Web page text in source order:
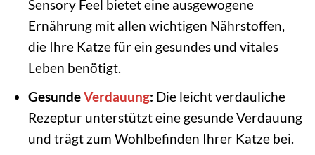
Sensory Feel bietet eine ausgewogene
Ernährung mit allen wichtigen Nährstoffen,
die Ihre Katze für ein gesundes und vitales
Leben benötigt.
GesundeVerdauung: Die leicht verdauliche
Rezeptur unterstützt eine gesunde Verdauung
und trägt zum Wohlbefinden Ihrer Katze bei.